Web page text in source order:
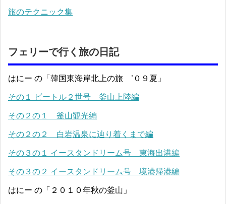
旅のテクニック集
フェリーで行く旅の日記
はにー の「韓国東海岸北上の旅 ’０９夏」
その１ ビートル２世号 釜山上陸編
その２の１ 釜山観光編
その２の２ 白岩温泉に辿り着くまで編
その３の１ イースタンドリーム号 東海出港編
その３の２ イースタンドリーム号 境港帰港編
はにー の「２０１０年秋の釜山」